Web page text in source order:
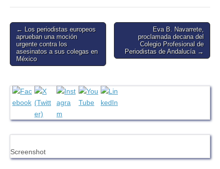
Post
navigation
← Los periodistas europeos
aprueban una moción
urgente contra los
asesinatos a sus colegas en
México
Eva B. Navarrete,
proclamada decana del
Colegio Profesional de
Periodistas de Andalucía →
Screenshot